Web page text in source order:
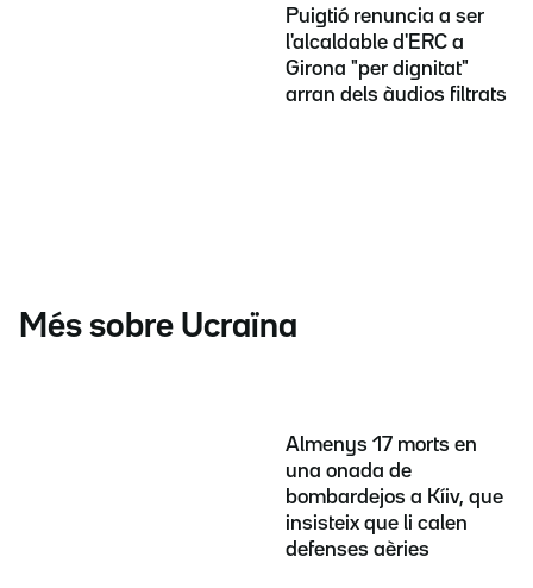
Puigtió renuncia a ser
l'alcaldable d'ERC a
Girona "per dignitat"
arran dels àudios filtrats
Més sobre Ucraïna
Almenys 17 morts en
una onada de
bombardejos a Kíiv, que
insisteix que li calen
defenses aèries